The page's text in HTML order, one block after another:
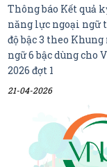
Thông báo Kết quả
năng lực ngoại
độ bậc 3 theo
ngữ 6 bậc dùng cho
2026 đợt 1
21-04-2026